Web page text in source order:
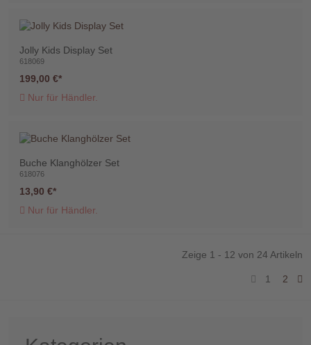
Jolly Kids Display Set
618069
199,00 €
Nur für Händler.
Buche Klanghölzer Set
618076
13,90 €
Nur für Händler.
Zeige 1 - 12 von 24 Artikeln
1 2